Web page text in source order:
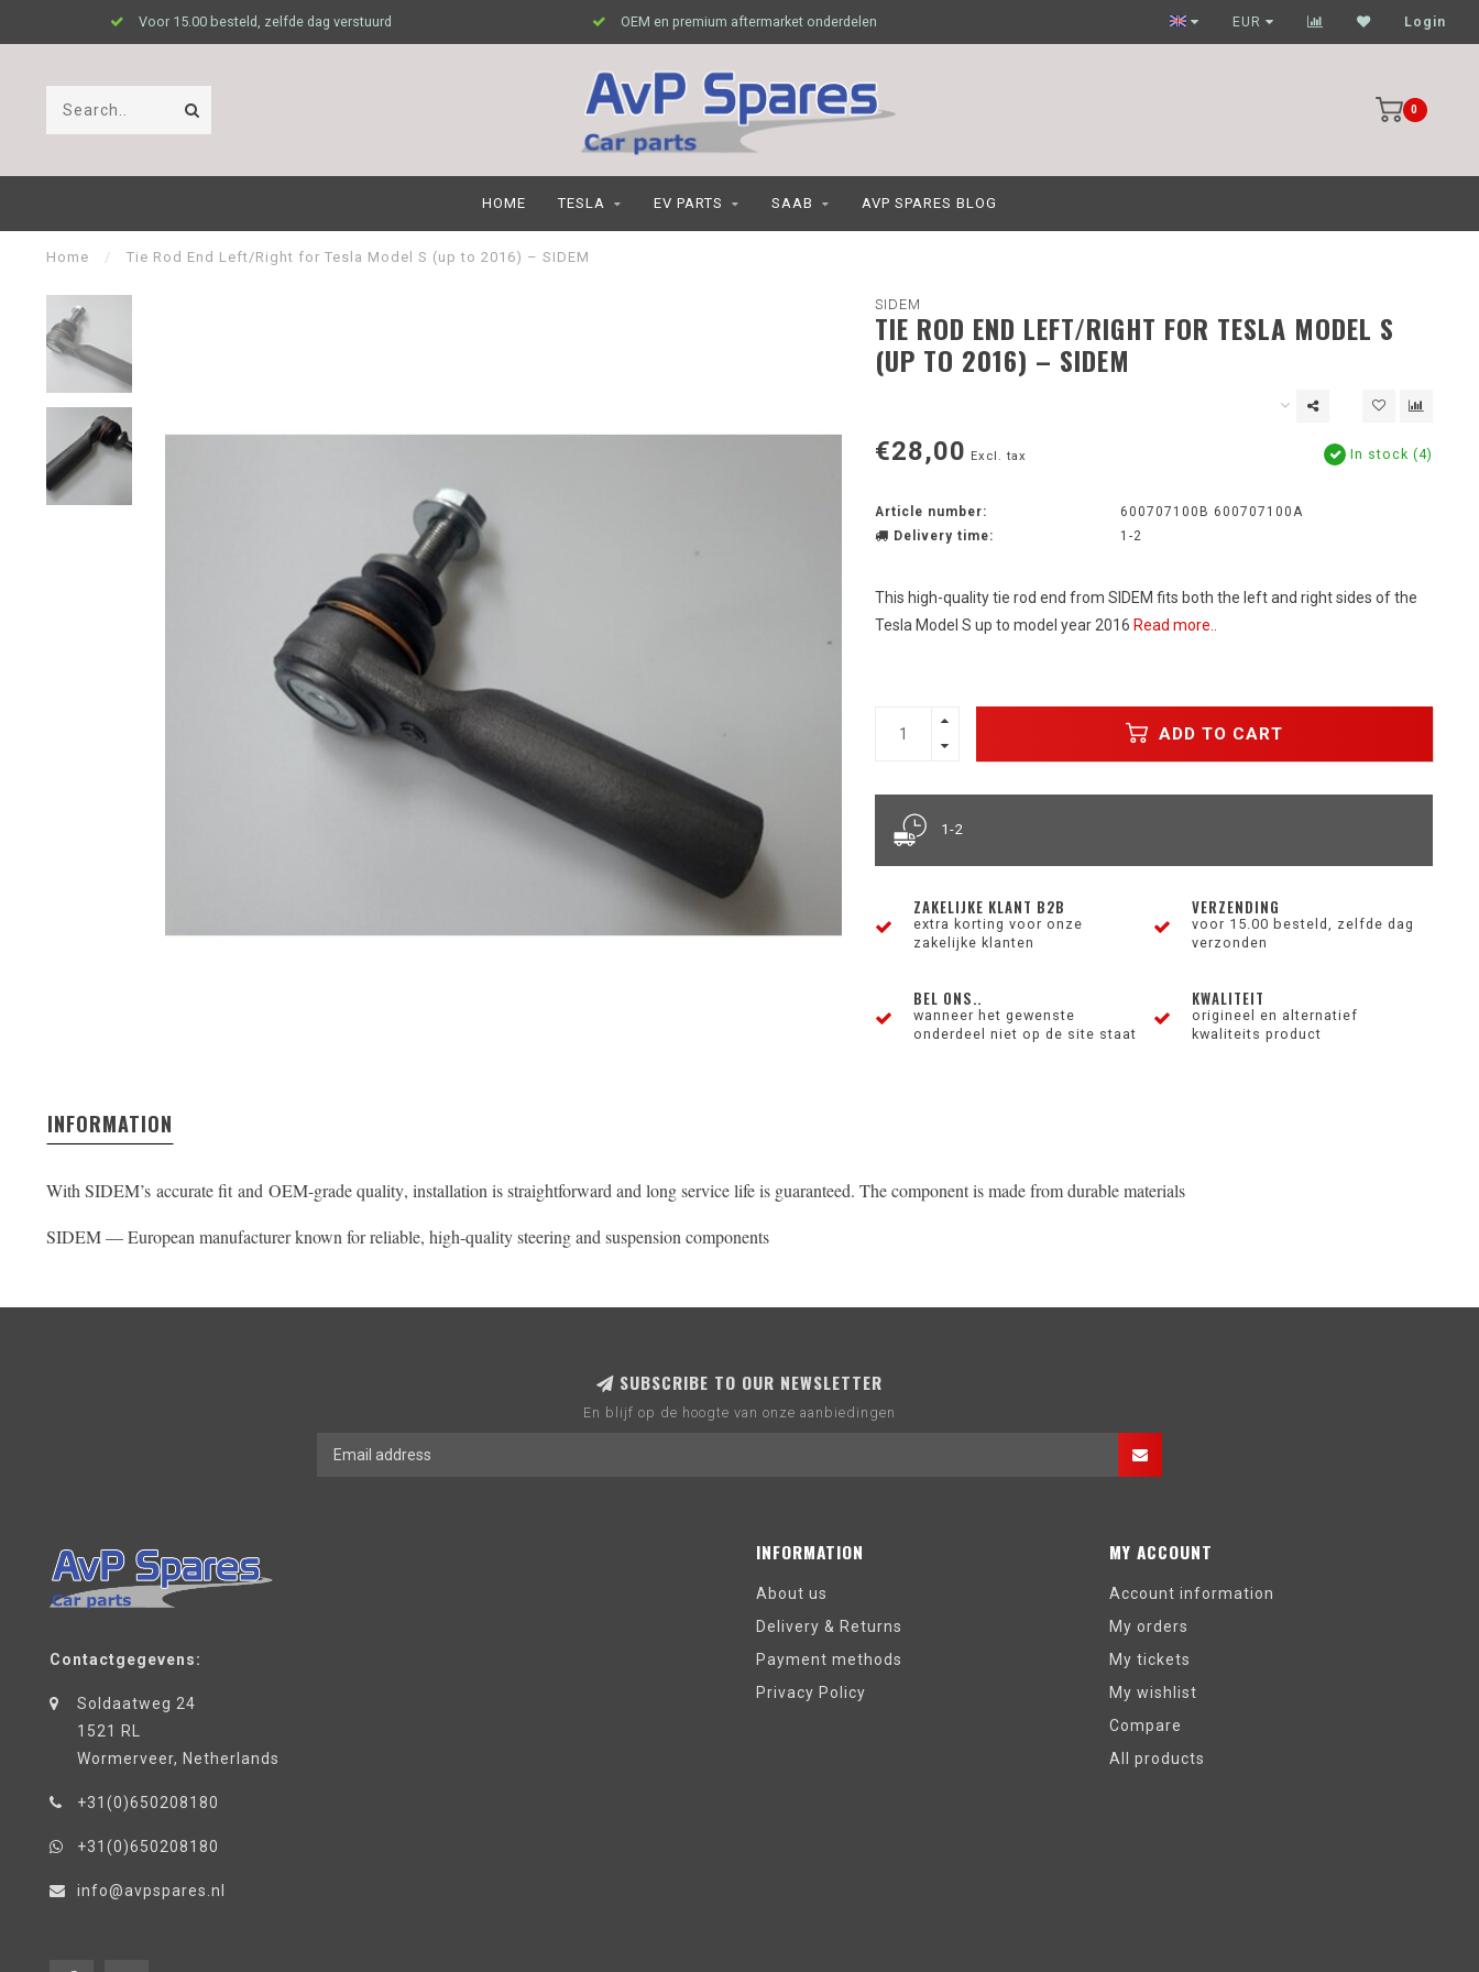
Voor 15.00 besteld, zelfde dag verstuurd OEM en premium aftermarket onderdelen Garagehouders nog scherpere prijzen
EUR Login
0
HOME TESLA EV PARTS SAAB AVP SPARES BLOG
Home / Tie Rod End Left/Right for Tesla Model S (up to 2016) – SIDEM
SIDEM
TIE ROD END LEFT/RIGHT FOR TESLA MODEL S
(UP TO 2016) – SIDEM
€28,00 Excl. tax In stock (4)
Article number:
600707100B 600707100A
Delivery time:
1-2
This high-quality tie rod end from SIDEM fits both the left and right sides of the
Tesla Model S up to model year 2016 Read more..
ADD TO CART
1-2
ZAKELIJKE KLANT B2B
extra korting voor onze
zakelijke klanten
VERZENDING
voor 15.00 besteld, zelfde dag
verzonden
BEL ONS..
wanneer het gewenste
onderdeel niet op de site staat
KWALITEIT
origineel en alternatief
kwaliteits product
INFORMATION
With SIDEM’s accurate fit and OEM-grade quality, installation is straightforward and long service life is guaranteed. The component is made from durable materials
SIDEM — European manufacturer known for reliable, high-quality steering and suspension components
SUBSCRIBE TO OUR NEWSLETTER
En blijf op de hoogte van onze aanbiedingen
Contactgegevens:
Soldaatweg 24
1521 RL
Wormerveer, Netherlands
+31(0)650208180
+31(0)650208180
info@avpspares.nl
INFORMATION
About us
Delivery & Returns
Payment methods
Privacy Policy
MY ACCOUNT
Account information
My orders
My tickets
My wishlist
Compare
All products